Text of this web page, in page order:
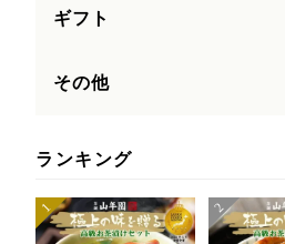
ギフト
その他
ランキング